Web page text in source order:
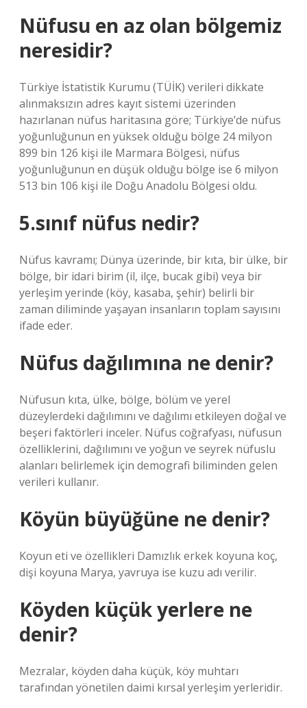
Nüfusu en az olan bölgemiz
neresidir?
Türkiye İstatistik Kurumu (TÜİK) verileri dikkate
alınmaksızın adres kayıt sistemi üzerinden
hazırlanan nüfus haritasına göre; Türkiye’de nüfus
yoğunluğunun en yüksek olduğu bölge 24 milyon
899 bin 126 kişi ile Marmara Bölgesi, nüfus
yoğunluğunun en düşük olduğu bölge ise 6 milyon
513 bin 106 kişi ile Doğu Anadolu Bölgesi oldu.
5.sınıf nüfus nedir?
Nüfus kavramı; Dünya üzerinde, bir kıta, bir ülke, bir
bölge, bir idari birim (il, ilçe, bucak gibi) veya bir
yerleşim yerinde (köy, kasaba, şehir) belirli bir
zaman diliminde yaşayan insanların toplam sayısını
ifade eder.
Nüfus dağılımına ne denir?
Nüfusun kıta, ülke, bölge, bölüm ve yerel
düzeylerdeki dağılımını ve dağılımı etkileyen doğal ve
beşeri faktörleri inceler. Nüfus coğrafyası, nüfusun
özelliklerini, dağılımını ve yoğun ve seyrek nüfuslu
alanları belirlemek için demografi biliminden gelen
verileri kullanır.
Köyün büyüğüne ne denir?
Koyun eti ve özellikleri Damızlık erkek koyuna koç,
dişi koyuna Marya, yavruya ise kuzu adı verilir.
Köyden küçük yerlere ne
denir?
Mezralar, köyden daha küçük, köy muhtarı
tarafından yönetilen daimi kırsal yerleşim yerleridir.